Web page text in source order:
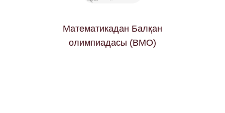
Математикадан Балқан
олимпиадасы (BMO)